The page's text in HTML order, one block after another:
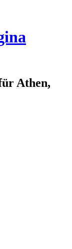
Athen,